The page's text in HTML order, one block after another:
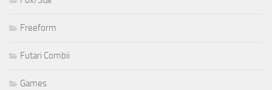
Freeform
Futari Combii
Games